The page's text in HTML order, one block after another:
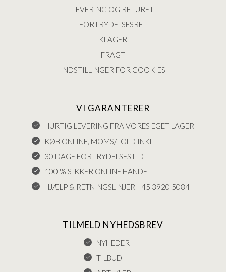
LEVERING OG RETURET
FORTRYDELSESRET
KLAGER
FRAGT
INDSTILLINGER FOR COOKIES
VI GARANTERER
HURTIG LEVERING FRA VORES EGET LAGER
KØB ONLINE, MOMS/TOLD INKL
30 DAGE FORTRYDELSESTID
100 % SIKKER ONLINE HANDEL
HJÆLP & RETNINGSLINJER +45 3920 5084
TILMELD NYHEDSBREV
NYHEDER
TILBUD